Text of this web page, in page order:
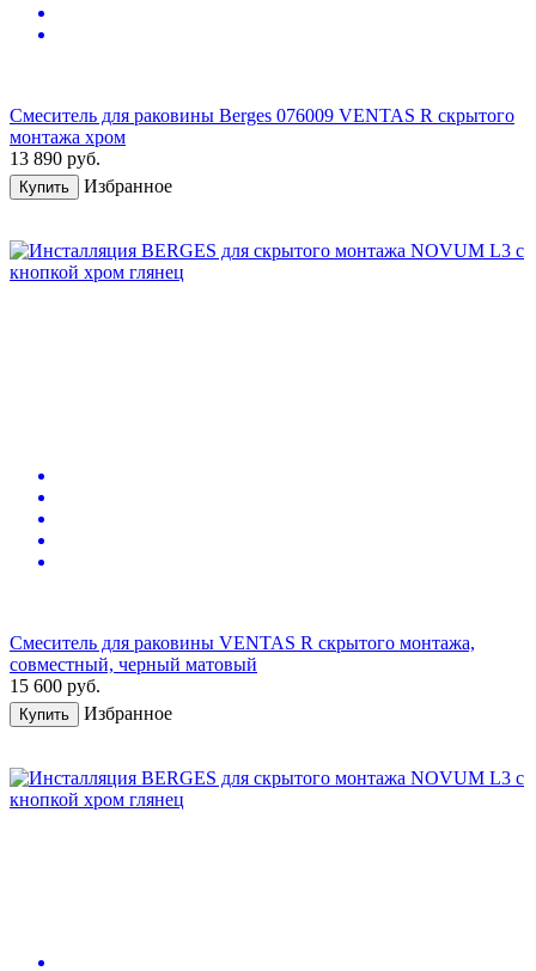
Смеситель для раковины Berges 076009 VENTAS R скрытого
монтажа хром
13 890 руб.
Купить Избранное
Смеситель для раковины VENTAS R скрытого монтажа,
совместный, черный матовый
15 600 руб.
Купить Избранное